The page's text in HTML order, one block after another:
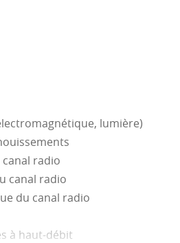
lumière)
radio
canal radio
du canal radio
à haut-débit